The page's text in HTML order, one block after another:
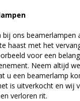
ons beamerlampen
haast met het
voor een
Neem altijd
u een beamerlamp
is uitverkocht en wij
verloren rit.